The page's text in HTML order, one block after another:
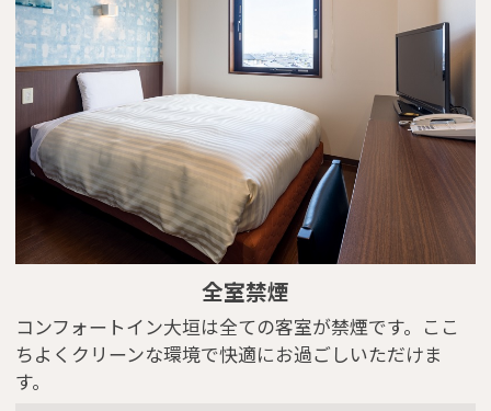
全室禁煙
コンフォートイン大垣は全ての客室が禁煙です。ここ
ちよくクリーンな環境で快適にお過ごしいただけま
す。